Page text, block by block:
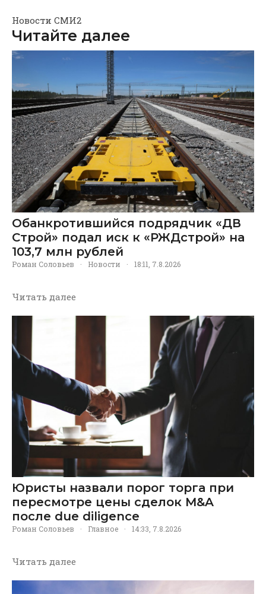
Новости СМИ2
Читайте далее
Обанкротившийся подрядчик «ДВ
Строй» подал иск к «РЖДстрой» на
103,7 млн рублей
Роман Соловьев · Новости · 18:11, 7.8.2026
Читать далее
Юристы назвали порог торга при
пересмотре цены сделок M&A
после due diligence
Роман Соловьев · Главное · 14:33, 7.8.2026
Читать далее